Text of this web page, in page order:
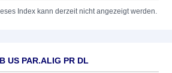
Index kann derzeit nicht angezeigt werden.
US PAR.ALIG PR DL